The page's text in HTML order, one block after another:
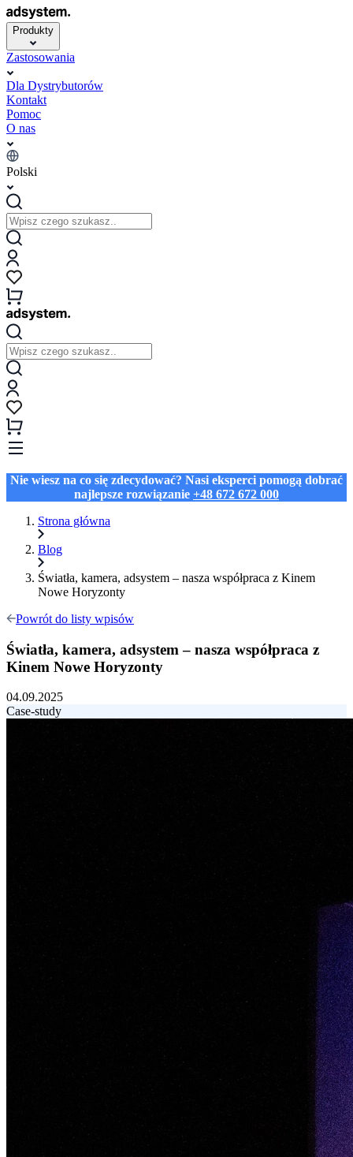
Produkty
Zastosowania
Dla Dystrybutorów
Kontakt
Pomoc
O nas
Polski
Nie wiesz na co się zdecydować? Nasi eksperci pomogą dobrać
najlepsze rozwiązanie +48 672 672 000
Strona główna
Blog
Światła, kamera, adsystem – nasza współpraca z Kinem
Nowe Horyzonty
Powrót do listy wpisów
Światła, kamera, adsystem – nasza współpraca z
Kinem Nowe Horyzonty
04.09.2025
Case-study